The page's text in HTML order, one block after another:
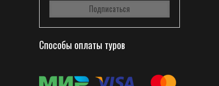
Способы оплаты туров